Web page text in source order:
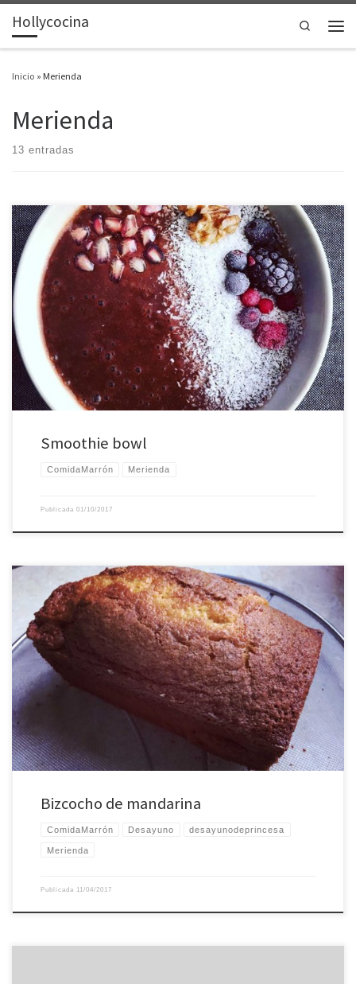
Saltar al contenido
Hollycocina
Search
Inicio » Merienda
Merienda
13 entradas
Smoothie bowl
ComidaMarrón Merienda
Publicada 01/10/2017
Este es un bizcocho fácil sin yogurt y sin levadura para hacer cuando tienes
ganas de bizcocho y pocos ingredientes. La receta es para un bizcocho de
mandarina, y lleva 3 mandarinas, pero se puede hacer con tan solo una
mandarina o con naranja/limón si no tienes mandarinas. La cantidad […]
Bizcocho de mandarina
ComidaMarrón Desayuno desayunodeprincesa
Merienda
Publicada 11/04/2017